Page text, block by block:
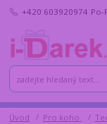
+420 603920974 Po-
Úvod Pro koho